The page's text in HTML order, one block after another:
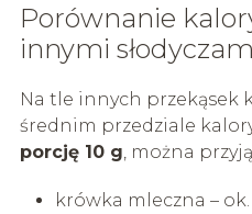
Porównanie
innymi
Na tle innych przekąsek
średnim przedziale
porcję 10 g, można
krówka mleczna – ok.